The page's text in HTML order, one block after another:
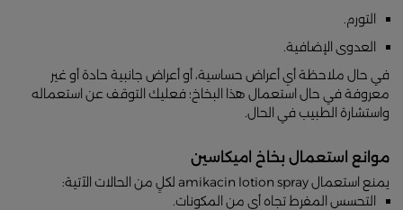
التورم.
العدوى الإضافية.
في حال ملاحظة أي أعراض حساسية، أو أعراض جانبية حادة أو غير
معروفة في حال استعمال هذا البخاخ؛ فعليك التوقف عن استعماله
واستشارة الطبيب في الحال.
موانع استعمال بخاخ اميكاسين
يمنع استعمال amikacin lotion spray لكلٍ من الحالات الآتية:
التحسس المفرط تجاه أي من المكونات.